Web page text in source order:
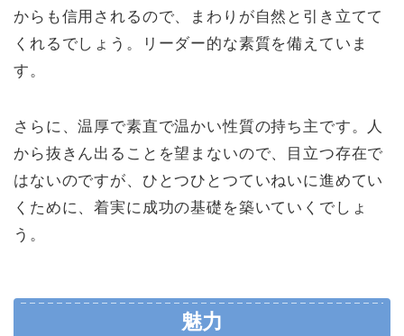
からも信用されるので、まわりが自然と引き立てて
くれるでしょう。リーダー的な素質を備えていま
す。
さらに、温厚で素直で温かい性質の持ち主です。人
から抜きん出ることを望まないので、目立つ存在で
はないのですが、ひとつひとつていねいに進めてい
くために、着実に成功の基礎を築いていくでしょ
う。
魅力